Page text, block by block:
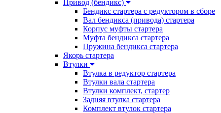
Привод (бендикс)
Бендикс стартера с редуктором в сборе
Вал бендикса (привода) стартера
Корпус муфты стартера
Муфта бендикса стартера
Пружина бендикса стартера
Якорь стартера
Втулки
Втулка в редуктор стартера
Втулки вала стартера
Втулки комплект, стартер
Задняя втулка стартера
Комплект втулок стартера